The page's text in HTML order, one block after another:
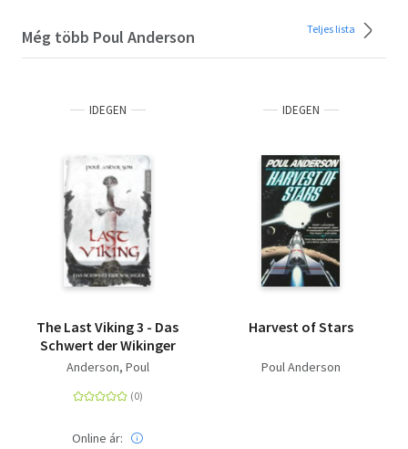
Még több Poul Anderson Teljes lista
IDEGEN
The Last Viking 3 - Das
Schwert der Wikinger
Anderson, Poul
Online ár:
IDEGEN
Harvest of Stars
Poul Anderson